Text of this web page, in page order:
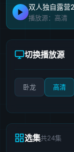
双人独自露
播放源：高清
切换播放源
卧龙 高清
选集共24集